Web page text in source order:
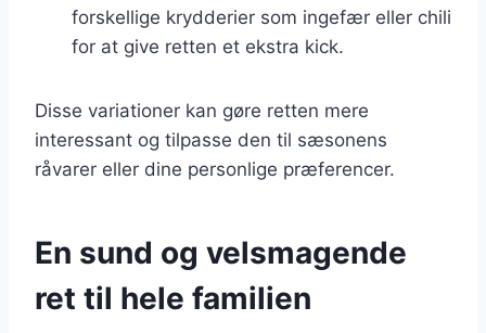
forskellige krydderier som ingefær eller chili
for at give retten et ekstra kick.
Disse variationer kan gøre retten mere
interessant og tilpasse den til sæsonens
råvarer eller dine personlige præferencer.
En sund og velsmagende
ret til hele familien